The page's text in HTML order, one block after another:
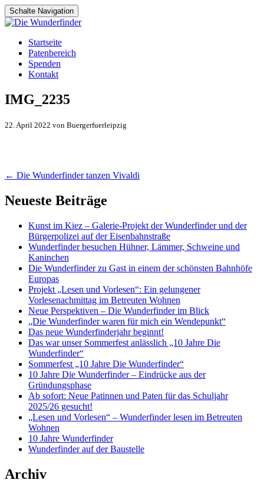
Schalte Navigation
Zum
Inhalt
springen
Startseite
Patenbereich
Spenden
Kontakt
IMG_2235
22. April 2022 von Buergerfuerleipzig
Artikel-
Navigation
← Die Wunderfinder tanzen Vivaldi
Neueste Beiträge
Kunst im Kiez – Galerie-Projekt der Wunderfinder und der
Bürgerpolizei auf der Eisenbahnstraße
Wunderfinder besuchen Hühner, Lämmer, Schweine und
Kaninchen
Die Wunderfinder zu Gast in einem der schönsten Bahnhöfe
Europas
Projekt „Lesen und Vorlesen“: Ein gelungener
Vorlesenachmittag im Betreuten Wohnen
Neue Perspektiven – Die Wunderfinder im Blick
„Die Wunderfinder waren für mich ein Wendepunkt“
Das neue Wunderfinderjahr beginnt!
Das war unser Sommerfest anlässlich „10 Jahre Die
Wunderfinder“
Sommerfest „10 Jahre Die Wunderfinder“
10 Jahre Die Wunderfinder – Eindrücke aus der
Gründungsphase
Ab sofort: Neue Patinnen und Paten für das Schuljahr
2025/26 gesucht!
„Lesen und Vorlesen“ – Wunderfinder lesen im Betreuten
Wohnen
10 Jahre Wunderfinder
Wunderfinder auf der Baustelle
Archiv